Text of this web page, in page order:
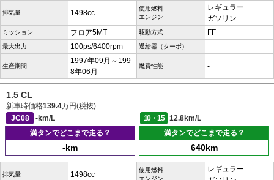
排気量 1498cc
使用燃料
エンジン
レギュラー
ガソリン
ミッション フロア5MT 駆動方式 FF
最大出力 100ps/6400rpm 過給器（ターボ） -
生産期間
1997年09月～199
8年06月
燃費性能 -
1.5 CL
新車時価格139.4万円(税抜)
JC08
-km/L 10・15
12.8km/L
満タンでどこまで走る？
-km
満タンでどこまで走る？
640km
排気量 1498cc
使用燃料
エンジン
レギュラー